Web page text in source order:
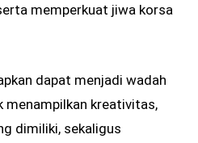
memperkuat jiwa korsa
dapat menjadi wadah
menampilkan kreativitas,
dimiliki, sekaligus